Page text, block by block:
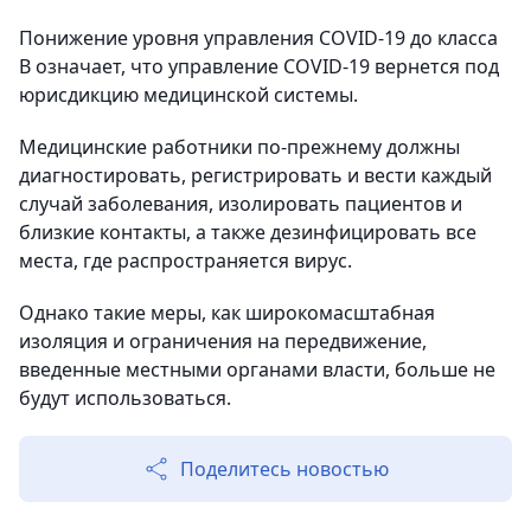
Понижение уровня управления COVID-19 до класса
B означает, что управление COVID-19 вернется под
юрисдикцию медицинской системы.
Медицинские работники по-прежнему должны
диагностировать, регистрировать и вести каждый
случай заболевания, изолировать пациентов и
близкие контакты, а также дезинфицировать все
места, где распространяется вирус.
Однако такие меры, как широкомасштабная
изоляция и ограничения на передвижение,
введенные местными органами власти, больше не
будут использоваться.
Поделитесь новостью